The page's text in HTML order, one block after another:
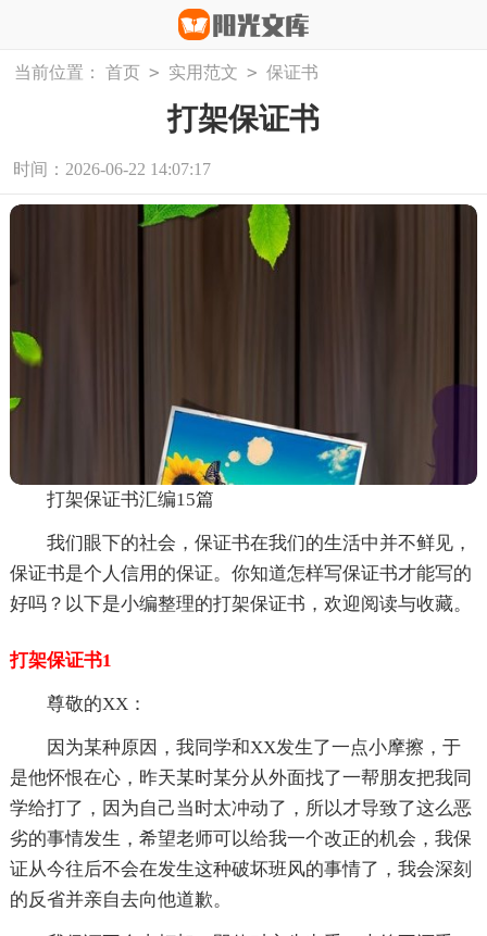
当前位置： 首页 > 实用范文 > 保证书
打架保证书
时间：2026-06-22 14:07:17
打架保证书汇编15篇
我们眼下的社会，保证书在我们的生活中并不鲜见，
保证书是个人信用的保证。你知道怎样写保证书才能写的
好吗？以下是小编整理的打架保证书，欢迎阅读与收藏。
打架保证书1
尊敬的XX：
因为某种原因，我同学和XX发生了一点小摩擦，于
是他怀恨在心，昨天某时某分从外面找了一帮朋友把我同
学给打了，因为自己当时太冲动了，所以才导致了这么恶
劣的事情发生，希望老师可以给我一个改正的机会，我保
证从今往后不会在发生这种破坏班风的事情了，我会深刻
的反省并亲自去向他道歉。